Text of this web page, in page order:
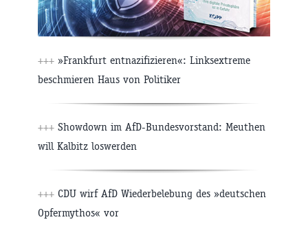
+++ »Frankfurt entnazifizieren«: Linksextreme
beschmieren Haus von Politiker
+++ Showdown im AfD-Bundesvorstand: Meuthen
will Kalbitz loswerden
+++ CDU wirf AfD Wiederbelebung des »deutschen
Opfermythos« vor